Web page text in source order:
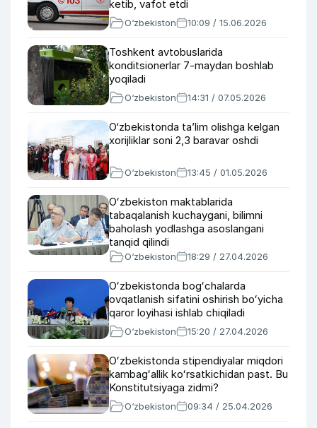
ketib, vafot etdi
O‘zbekiston 10:09 / 15.06.2026
Toshkent avtobuslarida
konditsionerlar 7-maydan boshlab
yoqiladi
O‘zbekiston 14:31 / 07.05.2026
O‘zbekistonda taʼlim olishga kelgan
xorijliklar soni 2,3 baravar oshdi
O‘zbekiston 13:45 / 01.05.2026
Oʻzbekiston maktablarida
tabaqalanish kuchaygani, bilimni
baholash yodlashga asoslangani
tanqid qilindi
O‘zbekiston 18:29 / 27.04.2026
Oʻzbekistonda bogʻchalarda
ovqatlanish sifatini oshirish boʻyicha
qaror loyihasi ishlab chiqiladi
O‘zbekiston 15:20 / 27.04.2026
Oʻzbekistonda stipendiyalar miqdori
kambagʻallik koʻrsatkichidan past. Bu
Konstitutsiyaga zidmi?
O‘zbekiston 09:34 / 25.04.2026